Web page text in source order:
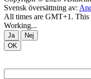
Svensk översättning av:
All times are GMT+1. This
Working...
Ja
Nej
OK